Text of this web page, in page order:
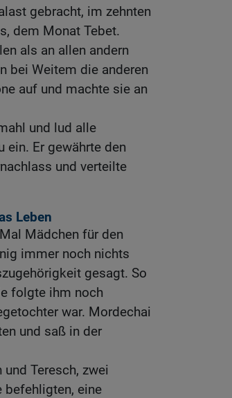
gebracht, im zehnten
dem Monat Tebet.
als an allen andern
bei Weitem die anderen
auf und machte sie an
und lud alle
ein. Er gewährte den
und verteilte
Leben
Mädchen für den
immer noch nichts
gesagt. So
folgte ihm noch
war. Mordechai
und saß in der
Teresch, zwei
befehligten, eine